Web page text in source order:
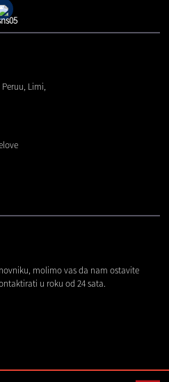
Limi,
molimo vas da nam ostavite
u roku od 24 sata.